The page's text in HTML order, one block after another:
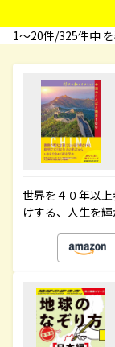
1〜20件/325件中
世界を４０年以
けする、人生を